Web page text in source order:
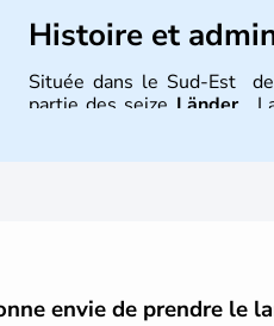
Histoire et
Située dans le Sud-Est
partie des seize Länder.
envie de prendre le